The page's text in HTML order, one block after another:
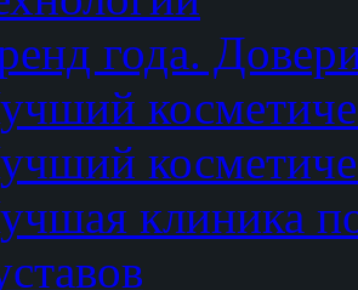
года.
клиника